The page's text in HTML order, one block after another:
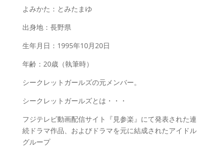
よみかた：とみたまゆ
出身地：長野県
生年月日：1995年10月20日
年齢：20歳（執筆時）
シークレットガールズの元メンバー。
シークレットガールズとは・・・
フジテレビ動画配信サイト『見参楽』にて発表された連
続ドラマ作品、およびドラマを元に結成されたアイドル
グループ